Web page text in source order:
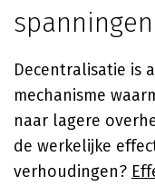
spanningen
Decentralisatie is
mechanisme
naar lagere
de werkelijke
verhoudingen?